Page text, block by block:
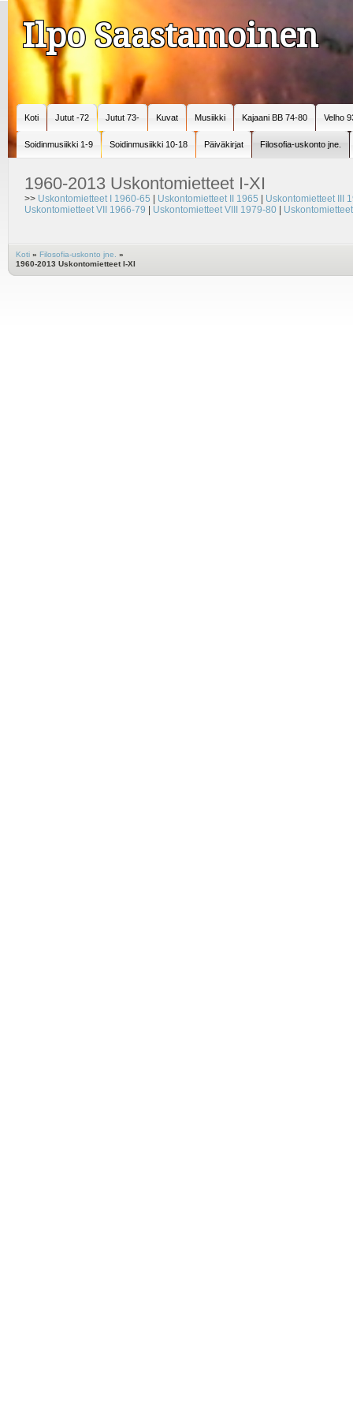
Ilpo Saastamoinen
Koti Jutut -72 Jutut 73- Kuvat Musiikki Kajaani BB 74-80 Velho
Soidinmusiikki 1-9 Soidinmusiikki 10-18 Päiväkirjat Filosofia-uskonto jne.
1960-2013 Uskontomietteet I-XI
>> Uskontomietteet I 1960-65 Uskontomietteet II 1965
Uskontomietteet III
Uskontomietteet VII 1966-79
Uskontomietteet VIII 1979-80
Koti » Filosofia-uskonto jne.
»
1960-2013 Uskontomietteet I-XI